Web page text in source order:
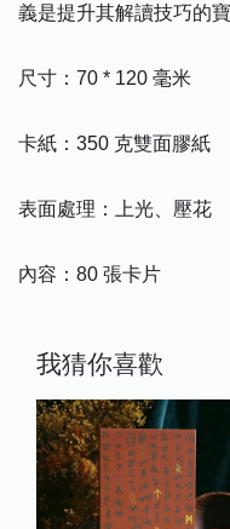
義是提升其解讀技巧的寶
尺寸：70 * 120 毫米
卡紙：350 克雙面膠紙
表面處理：上光、壓花
內容：80 張卡片
我猜你喜歡